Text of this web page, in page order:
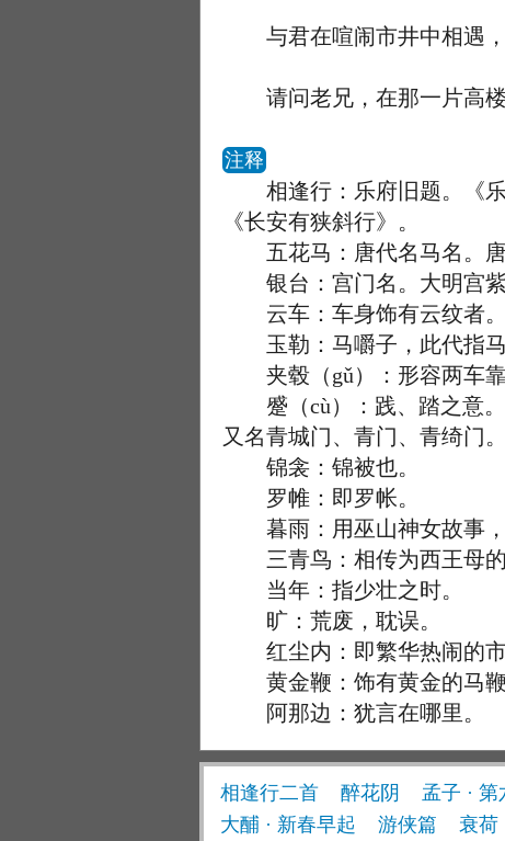
与君在喧闹市井中相遇，
请问老兄，在那一片高楼
注释
相逢行：乐府旧题。《乐
《长安有狭斜行》。
五花马：唐代名马名。唐
银台：宫门名。大明宫紫
云车：车身饰有云纹者。
玉勒：马嚼子，此代指马
夹毂（gǔ）：形容两车靠
蹙（cù）：践、踏之意。
又名青城门、青门、青绮门
锦衾：锦被也。
罗帷：即罗帐。
暮雨：用巫山神女故事，
三青鸟：相传为西王母的
当年：指少壮之时。
旷：荒废，耽误。
红尘内：即繁华热闹的市
黄金鞭：饰有黄金的马鞭
阿那边：犹言在哪里。
相逢行二首 醉花阴 孟子 ·
大酺 · 新春早起
游侠篇 衰荷